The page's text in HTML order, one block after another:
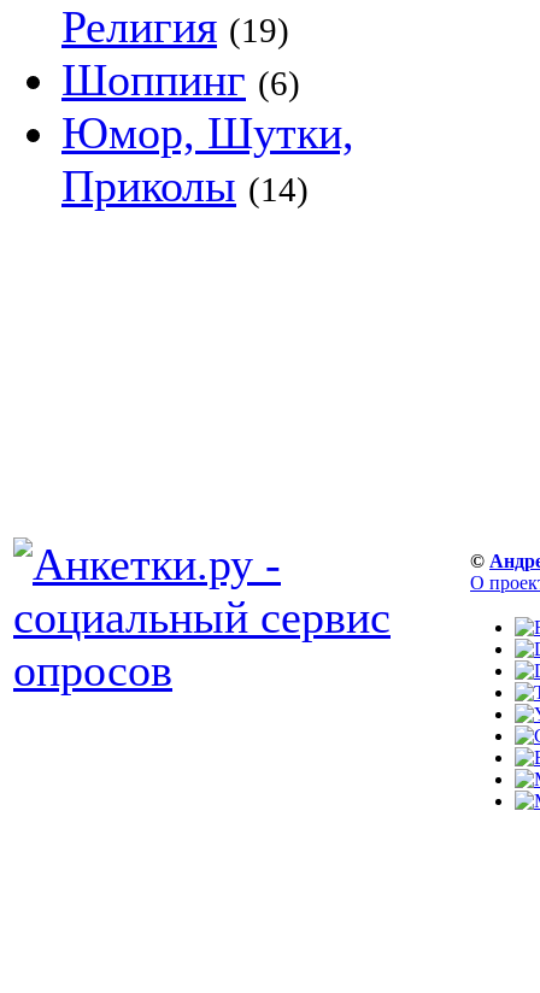
Религия (19)
Шоппинг (6)
Юмор, Шутки,
Приколы (14)
©
О